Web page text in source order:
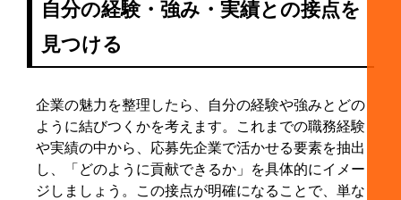
自分の経験・強み・実績との接点を
見つける
企業の魅力を整理したら、自分の経験や強みとどの
ように結びつくかを考えます。これまでの職務経験
や実績の中から、応募先企業で活かせる要素を抽出
し、「どのように貢献できるか」を具体的にイメー
ジしましょう。この接点が明確になることで、単な